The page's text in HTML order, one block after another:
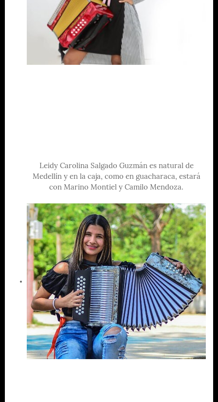
Leidy Carolina Salgado Guzmán es natural de
Medellín y en la caja, como en guacharaca, estará
con Marino Montiel y Camilo Mendoza.